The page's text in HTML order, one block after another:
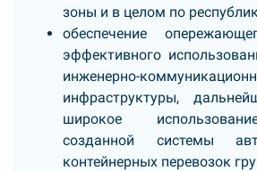
зоны и в целом по
обеспечение
эффективного
инженерно-
инфраструктуры,
широкое
созданной системы
контейнерных перевозок